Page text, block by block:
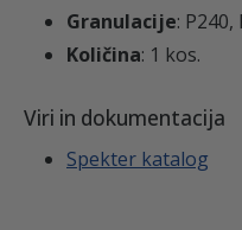
Granulacije: P240,
Količina: 1 kos.
Viri in dokumentacija
Spekter katalog